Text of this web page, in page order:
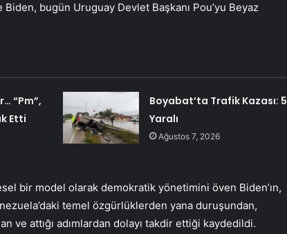
Biden, bugün Uruguay Devlet Başkanı Pou’yu Beyaz
“Pm”,
Etti
Boyabat’ta Trafik Kazası: 5
Yaralı
Ağustos 7, 2026
bir model olarak demokratik yönetimini öven Biden’ın,
temel özgürlüklerden yana duruşundan,
ve attığı adımlardan dolayı takdir ettiği kaydedildi.